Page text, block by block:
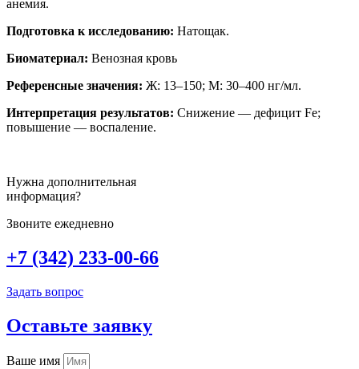
анемия.
Подготовка к исследованию: Натощак.
Биоматериал: Венозная кровь
Референсные значения: Ж: 13–150; М: 30–400 нг/мл.
Интерпретация результатов: Снижение — дефицит Fe;
повышение — воспаление.
Нужна дополнительная
информация?
Звоните ежедневно
+7 (342) 233-00-66
Задать вопрос
Оставьте заявку
Ваше имя